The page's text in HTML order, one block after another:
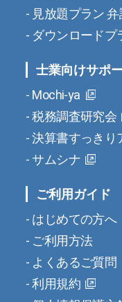
見放題プラン
ダウンロードプ
士業向けサポ
Mochi-ya
税務調査研究会
決算書すっきり
サムシナ
ご利用ガイド
はじめての方へ
ご利用方法
よくあるご質問
利用規約